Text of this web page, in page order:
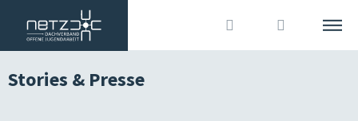
ITALIANO DEUTSCH
Stories & Presse